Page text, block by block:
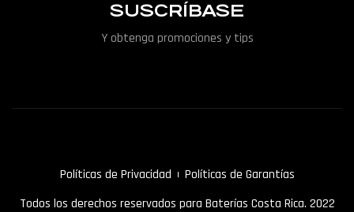
SUSCRÍBASE
Y obtenga promociones y tips
Políticas de Privacidad
Políticas de Garantías
Todos los derechos reservados para Baterías Costa Rica. 2022